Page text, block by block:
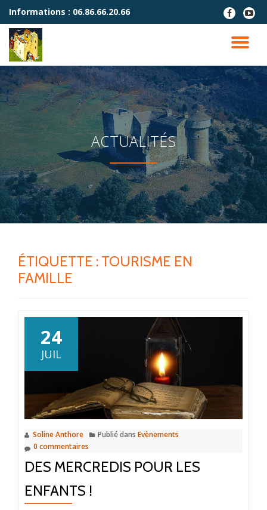
Aller
contenu
Informations : 06.86.66.20.66
fa-
facebook
fa-
play
LA
ACTUALITÉS
ÉTIQUETTE : TOURISME EN
FAMILLE
24
JUIL
Soline Anthore Publié dans Evènements
0 commentaires
DES MERCREDIS POUR LES
ENFANTS !